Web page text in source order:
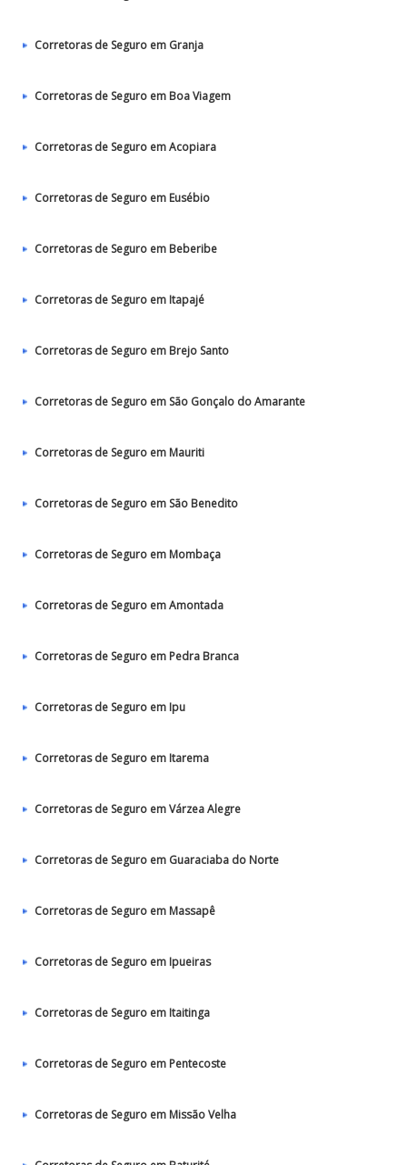
Corretoras de Seguro em Granja
Corretoras de Seguro em Boa Viagem
Corretoras de Seguro em Acopiara
Corretoras de Seguro em Eusébio
Corretoras de Seguro em Beberibe
Corretoras de Seguro em Itapajé
Corretoras de Seguro em Brejo Santo
Corretoras de Seguro em São Gonçalo do Amarante
Corretoras de Seguro em Mauriti
Corretoras de Seguro em São Benedito
Corretoras de Seguro em Mombaça
Corretoras de Seguro em Amontada
Corretoras de Seguro em Pedra Branca
Corretoras de Seguro em Ipu
Corretoras de Seguro em Itarema
Corretoras de Seguro em Várzea Alegre
Corretoras de Seguro em Guaraciaba do Norte
Corretoras de Seguro em Massapê
Corretoras de Seguro em Ipueiras
Corretoras de Seguro em Itaitinga
Corretoras de Seguro em Pentecoste
Corretoras de Seguro em Missão Velha